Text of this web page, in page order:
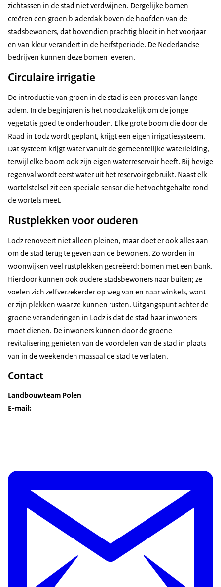
zichtassen in de stad niet verdwijnen. Dergelijke bomen
creëren een groen bladerdak boven de hoofden van de
stadsbewoners, dat bovendien prachtig bloeit in het voorjaar
en van kleur verandert in de herfstperiode. De Nederlandse
bedrijven kunnen deze bomen leveren.
Circulaire irrigatie
De introductie van groen in de stad is een proces van lange
adem. In de beginjaren is het noodzakelijk om de jonge
vegetatie goed te onderhouden. Elke grote boom die door de
Raad in Lodz wordt geplant, krijgt een eigen irrigatiesysteem.
Dat systeem krijgt water vanuit de gemeentelijke waterleiding,
terwijl elke boom ook zijn eigen waterreservoir heeft. Bij hevige
regenval wordt eerst water uit het reservoir gebruikt. Naast elk
wortelstelsel zit een speciale sensor die het vochtgehalte rond
de wortels meet.
Rustplekken voor ouderen
Lodz renoveert niet alleen pleinen, maar doet er ook alles aan
om de stad terug te geven aan de bewoners. Zo worden in
woonwijken veel rustplekken gecreëerd: bomen met een bank.
Hierdoor kunnen ook oudere stadsbewoners naar buiten; ze
voelen zich zelfverzekerder op weg van en naar winkels, want
er zijn plekken waar ze kunnen rusten. Uitgangspunt achter de
groene veranderingen in Lodz is dat de stad haar inwoners
moet dienen. De inwoners kunnen door de groene
revitalisering genieten van de voordelen van de stad in plaats
van in de weekenden massaal de stad te verlaten.
Contact
Landbouwteam Polen
E-mail: